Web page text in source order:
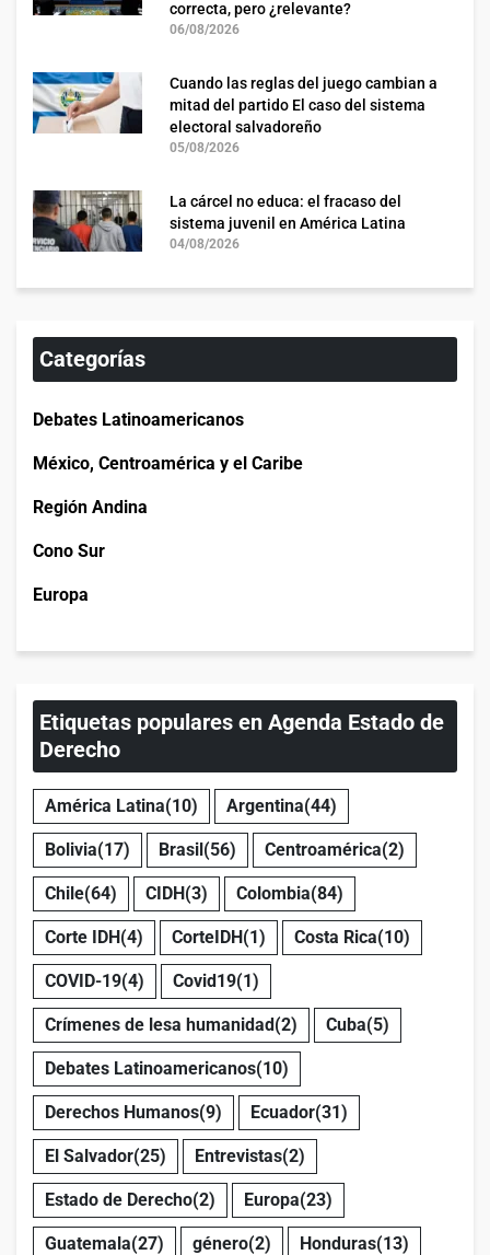
correcta, pero ¿relevante?
06/08/2026
Cuando las reglas del juego cambian a
mitad del partido El caso del sistema
electoral salvadoreño
05/08/2026
La cárcel no educa: el fracaso del
sistema juvenil en América Latina
04/08/2026
Categorías
Debates Latinoamericanos
México, Centroamérica y el Caribe
Región Andina
Cono Sur
Europa
Etiquetas populares en Agenda Estado de
Derecho
América Latina(10) Argentina(44)
Bolivia(17) Brasil(56) Centroamérica(2)
Chile(64) CIDH(3) Colombia(84)
Corte IDH(4) CorteIDH(1) Costa Rica(10)
COVID-19(4) Covid19(1)
Crímenes de lesa humanidad(2) Cuba(5)
Debates Latinoamericanos(10)
Derechos Humanos(9) Ecuador(31)
El Salvador(25) Entrevistas(2)
Estado de Derecho(2) Europa(23)
Guatemala(27) género(2) Honduras(13)